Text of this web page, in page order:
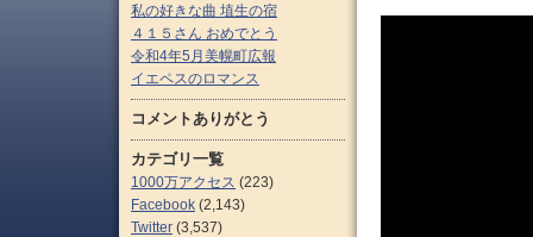
私の好きな曲 埴生の宿
４１５さん おめでとう
令和4年5月美幌町広報
イエペスのロマンス
コメントありがとう
カテゴリ一覧
1000万アクセス (223)
Facebook (2,143)
Twitter (3,537)